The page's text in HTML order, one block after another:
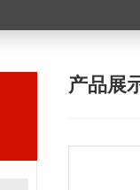
产品展